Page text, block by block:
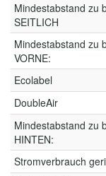
Mindestabstand zu
SEITLICH
Mindestabstand zu
VORNE:
Ecolabel
DoubleAir
Mindestabstand zu
HINTEN:
Stromverbrauch